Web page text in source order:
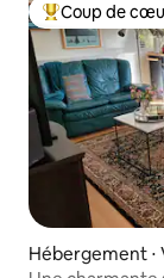
Coups de
Coup de
Hébergement ⋅